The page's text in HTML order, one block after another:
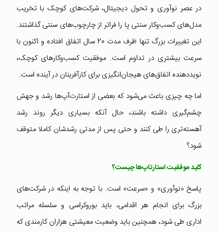
در عصر نوآوری و تحول دیجیتال، شرکت‌های کوچک با تخریب
مدل‌های کسب‌وکار سنتی‌ پا را فراتر از چارچوب‌های سنتی گذاشتند.
این تغییرات بزرگ تنها ظرف مدت 20 سال اتفاق افتاده و اکنون با
سرعت بیشتری در تداوم است. موفقیت کسب‌وکارهای کوچک،
نویددهنده اتفاق‌های هیجان‌انگیزی برای کارآفرینان در آینده است.
اما چه چیزی باعث می‌شود که بعضی از استارت‌آپ‌ها رشد و جهش
چشم‌گیری داشته باشند، حال آنکه بسیاری دیگر روند رشد
آهسته‌تری را طی کنند و حتی پس از مدتی رشدشان کاملا متوقف
شود؟
کلید موفقیت استارتاپ‌ها چیست؟
پاسخ «نوآوری» و «سرعت» است. با توجه به اینکه در شرکت‌های
بزرگ برای انجام هر اقدامی، باید بوروکراسی و سلسله مراتب
اداری طی شود، همچنین باید وضعیت معیشتی هزاران کارمندی که